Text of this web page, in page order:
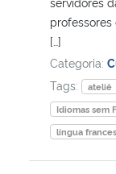
[…]
Categoria:
Tags:
ateliê
Idiomas sem
língua